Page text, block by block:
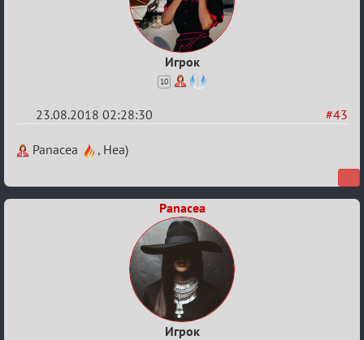
Игрок
10
#43
23.08.2018 02:28:30
Re:
"Hot
Panacea , Неа)
Panacea
Игрок